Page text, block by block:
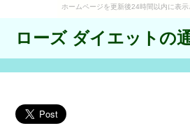
ホームページを更新後24時間以内に表示
ローズ ダイエットの